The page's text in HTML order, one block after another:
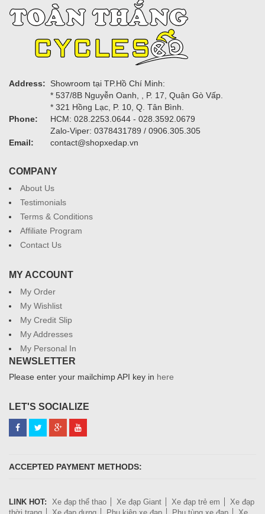
Address:
Showroom tại TP.Hồ Chí Minh:
* 537/8B Nguyễn Oanh, , P. 17, Quận Gò Vấp.
* 321 Hồng Lạc, P. 10, Q. Tân Bình.
Phone:
HCM: 028.2253.0644 - 028.3592.0679
Zalo-Viper: 0378431789 / 0906.305.305
Email:
contact@shopxedap.vn
COMPANY
About Us
Testimonials
Terms & Conditions
Affiliate Program
Contact Us
MY ACCOUNT
My Order
My Wishlist
My Credit Slip
My Addresses
My Personal In
NEWSLETTER
Please enter your mailchimp API key in here
LET'S SOCIALIZE
ACCEPTED PAYMENT METHODS:
LINK HOT: Xe đạp thể thao Xe đạp Giant Xe đạp trẻ em
Xe đạp